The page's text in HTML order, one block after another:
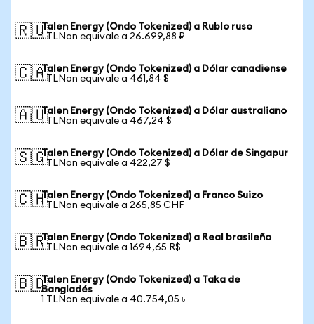
🇷🇺Talen Energy (Ondo Tokenized) a Rublo ruso
1 TLNon equivale a 26.699,88 ₽
🇨🇦Talen Energy (Ondo Tokenized) a Dólar canadiense
1 TLNon equivale a 461,84 $
🇦🇺Talen Energy (Ondo Tokenized) a Dólar australiano
1 TLNon equivale a 467,24 $
🇸🇬Talen Energy (Ondo Tokenized) a Dólar de Singapur
1 TLNon equivale a 422,27 $
🇨🇭Talen Energy (Ondo Tokenized) a Franco Suizo
1 TLNon equivale a 265,85 CHF
🇧🇷Talen Energy (Ondo Tokenized) a Real brasileño
1 TLNon equivale a 1694,65 R$
🇧🇩Talen Energy (Ondo Tokenized) a Taka de
Bangladés
1 TLNon equivale a 40.754,05 ৳